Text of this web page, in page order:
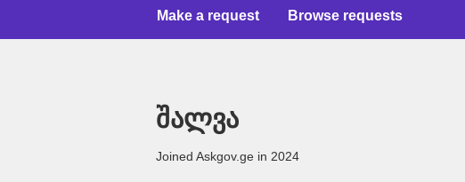
Make a request Browse requests
შალვა
Joined Askgov.ge in 2024